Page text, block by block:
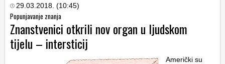
29.03.2018. (10:45)
Popunjavanje znanja
Znanstvenici otkrili nov organ u ljudskom
tijelu – intersticij
Američki su